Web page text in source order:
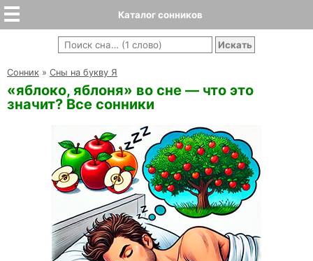
Каталог сонников
Cонник » Сны на букву Я
«яблоко, яблоня» во сне — что это
значит? Все сонники